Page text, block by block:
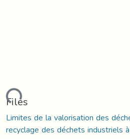
Files
Limites de la valorisation des
recyclage des déchets industriels